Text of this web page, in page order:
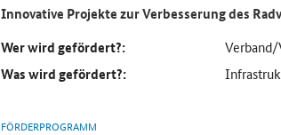
Innovative Projekte zur Verbesserung des
Wer wird gefördert?:
Was wird gefördert?:
FÖRDERPROGRAMM